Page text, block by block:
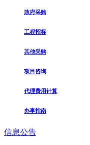
政府采购
工程招标
其他采购
项目咨询
代理费用计算
办事指南
信息公告